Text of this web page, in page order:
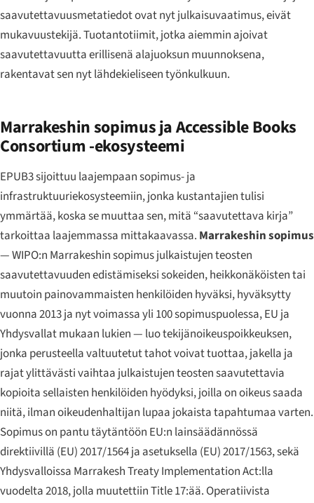
saavutettavuusmetatiedot ovat nyt julkaisuvaatimus, eivät
mukavuustekijä. Tuotantotiimit, jotka aiemmin ajoivat
saavutettavuutta erillisenä alajuoksun muunnoksena,
rakentavat sen nyt lähdekieliseen työnkulkuun.
Marrakeshin sopimus ja Accessible Books
Consortium -ekosysteemi
EPUB3 sijoittuu laajempaan sopimus- ja
infrastruktuuriekosysteemiin, jonka kustantajien tulisi
ymmärtää, koska se muuttaa sen, mitä “saavutettava kirja”
tarkoittaa laajemmassa mittakaavassa. Marrakeshin sopimus
— WIPO:n Marrakeshin sopimus julkaistujen teosten
saavutettavuuden edistämiseksi sokeiden, heikkonäköisten tai
muutoin painovammaisten henkilöiden hyväksi, hyväksytty
vuonna 2013 ja nyt voimassa yli 100 sopimuspuolessa, EU ja
Yhdysvallat mukaan lukien — luo tekijänoikeuspoikkeuksen,
jonka perusteella valtuutetut tahot voivat tuottaa, jakella ja
rajat ylittävästi vaihtaa julkaistujen teosten saavutettavia
kopioita sellaisten henkilöiden hyödyksi, joilla on oikeus saada
niitä, ilman oikeudenhaltijan lupaa jokaista tapahtumaa varten.
Sopimus on pantu täytäntöön EU:n lainsäädännössä
direktiivillä (EU) 2017/1564 ja asetuksella (EU) 2017/1563, sekä
Yhdysvalloissa Marrakesh Treaty Implementation Act:lla
vuodelta 2018, jolla muutettiin Title 17:ää. Operatiivista